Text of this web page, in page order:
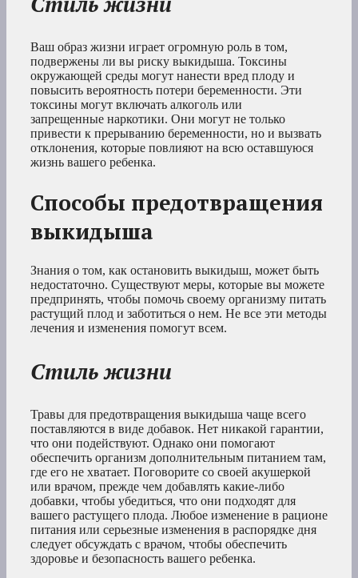
Ваш образ жизни играет огромную роль в том,
подвержены ли вы риску выкидыша. Токсины
окружающей среды могут нанести вред плоду и
повысить вероятность потери беременности. Эти
токсины могут включать алкоголь или
запрещенные наркотики. Они могут не только
привести к прерыванию беременности, но и вызвать
отклонения, которые повлияют на всю оставшуюся
жизнь вашего ребенка.
Способы предотвращения
выкидыша
Знания о том, как остановить выкидыш, может быть
недостаточно. Существуют меры, которые вы можете
предпринять, чтобы помочь своему организму питать
растущий плод и заботиться о нем. Не все эти методы
лечения и изменения помогут всем.
Стиль жизни
Травы для предотвращения выкидыша чаще всего
поставляются в виде добавок. Нет никакой гарантии,
что они подействуют. Однако они помогают
обеспечить организм дополнительным питанием там,
где его не хватает. Поговорите со своей акушеркой
или врачом, прежде чем добавлять какие-либо
добавки, чтобы убедиться, что они подходят для
вашего растущего плода. Любое изменение в рационе
питания или серьезные изменения в распорядке дня
следует обсуждать с врачом, чтобы обеспечить
здоровье и безопасность вашего ребенка.